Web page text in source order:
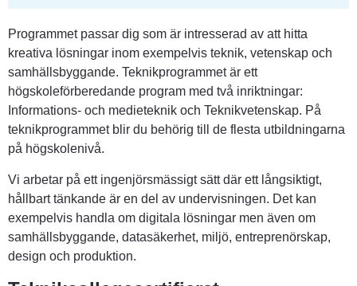
Programmet passar dig som är intresserad av att hitta
kreativa lösningar inom exempelvis teknik, vetenskap och
samhällsbyggande. Teknikprogrammet är ett
högskoleförberedande program med två inriktningar:
Informations- och medieteknik och Teknikvetenskap. På
teknikprogrammet blir du behörig till de flesta utbildningarna
på högskolenivå.
Vi arbetar på ett ingenjörsmässigt sätt där ett långsiktigt,
hållbart tänkande är en del av undervisningen. Det kan
exempelvis handla om digitala lösningar men även om
samhällsbyggande, datasäkerhet, miljö, entreprenörskap,
design och produktion.